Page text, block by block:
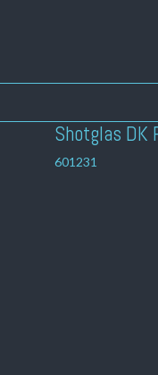
Shotglas DK
601231